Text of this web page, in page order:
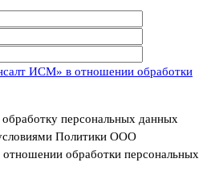
ИСМ» в отношении обработки
обработку персональных данных
Политики ООО
обработки персональных